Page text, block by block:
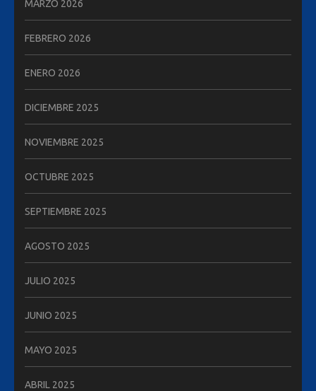
MARZO 2026
FEBRERO 2026
ENERO 2026
DICIEMBRE 2025
NOVIEMBRE 2025
OCTUBRE 2025
SEPTIEMBRE 2025
AGOSTO 2025
JULIO 2025
JUNIO 2025
MAYO 2025
ABRIL 2025